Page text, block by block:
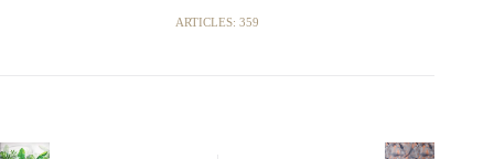
ARTICLES: 359